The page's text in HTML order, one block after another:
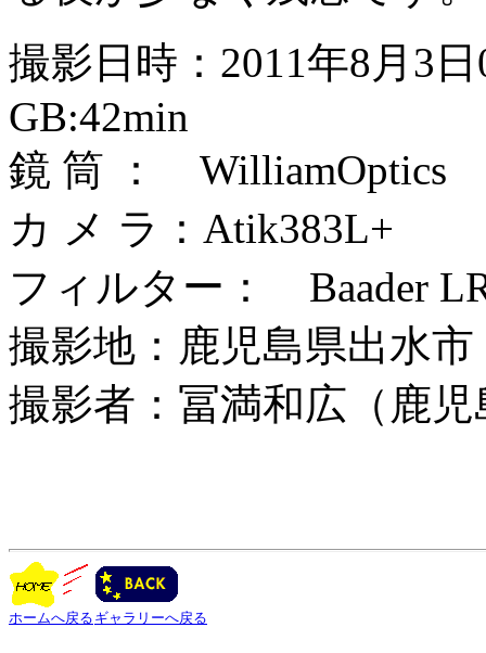
撮影日時：2011年8月
GB:42min
鏡 筒 ： WilliamOptics
カ メ ラ：Atik383L+
フィルター： Baader
撮影地：鹿児島県出水市
撮影者：冨満和広（鹿
ホームへ戻る ギャラリーへ戻る